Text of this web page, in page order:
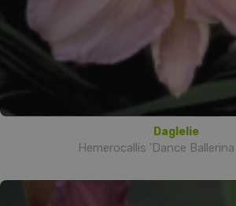
Daglelie
Hemerocallis 'Dance